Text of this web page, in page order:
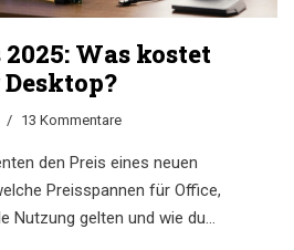
Was kostet
13 Kommentare
den Preis eines neuen
Preisspannen für Office,
Nutzung gelten und wie du